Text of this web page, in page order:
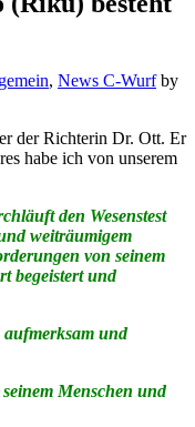
, News C-Wurf by
der Richterin Dr. Ott. Er
habe ich von unserem
den Wesenstest
weiträumigem
von seinem
begeistert und
aufmerksam und
Menschen und